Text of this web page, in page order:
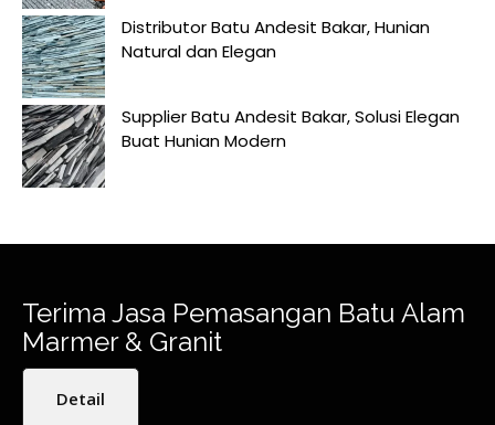
Distributor Batu Andesit Bakar, Hunian
Natural dan Elegan
Supplier Batu Andesit Bakar, Solusi Elegan
Buat Hunian Modern
Terima Jasa Pemasangan Batu Alam
Marmer & Granit
Detail